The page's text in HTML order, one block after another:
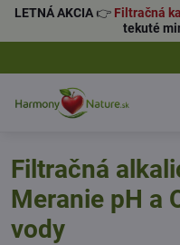
LETNÁ AKCIA👉 Filtračná
tekuté
Filtračná
Meranie pH a
vody